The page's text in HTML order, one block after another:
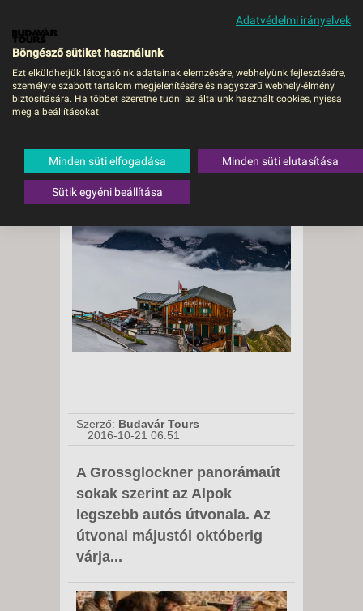
MENÜ
Grossglockner
panorámaút
Szerző: Budavár Tours
2016-10-21 06:51
A Grossglockner panorámaút
sokak szerint az Alpok
legszebb autós útvonala. Az
útvonal májustól októberig
várja...
Adatvédelmi irányelvek
Böngésző sütiket használunk
Ezt elküldhetjük látogatóink adatainak elemzésére, webhelyünk fejlesztésére,
személyre szabott tartalom megjelenítésére és nagyszerű webhely-élmény
biztosítására. Ha többet szeretne tudni az általunk használt cookies, nyissa
meg a beállításokat.
Minden süti elfogadása Minden süti elutasítása
Sütik egyéni beállítása